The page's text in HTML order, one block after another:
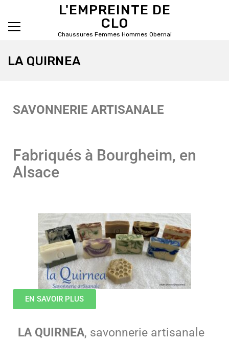
L'EMPREINTE DE
CLO
Chaussures Femmes Hommes Obernai
Primary Menu
LA QUIRNEA
SAVONNERIE ARTISANALE
Fabriqués à Bourgheim, en
Alsace
EN SAVOIR PLUS
LA QUIRNEA, savonnerie artisanale